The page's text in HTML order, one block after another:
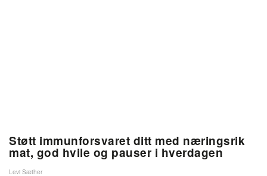
Støtt immunforsvaret ditt med næringsrik
mat, god hvile og pauser i hverdagen
Levi Sæther